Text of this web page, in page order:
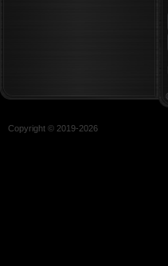
Copyright © 2019-2026